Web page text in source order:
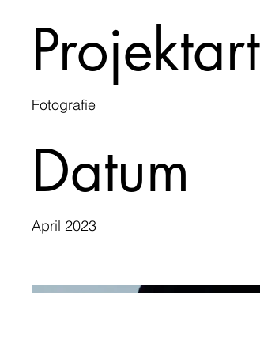
Projektart
Fotografie
Datum
April 2023